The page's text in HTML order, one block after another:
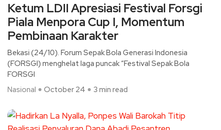
Ketum LDII Apresiasi Festival Forsgi
Piala Menpora Cup I, Momentum
Pembinaan Karakter
Bekasi (24/10). Forum Sepak Bola Generasi Indonesia
(FORSGI) menghelat laga puncak “Festival Sepak Bola
FORSGI
Nasional
October 24 3 min read